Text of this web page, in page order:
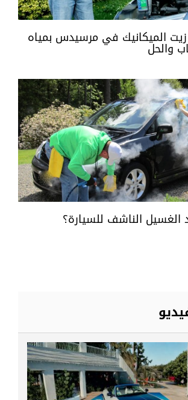
زيت الميكانيك في مرسيدس بمياه
والحل
الناشف للسيارة؟